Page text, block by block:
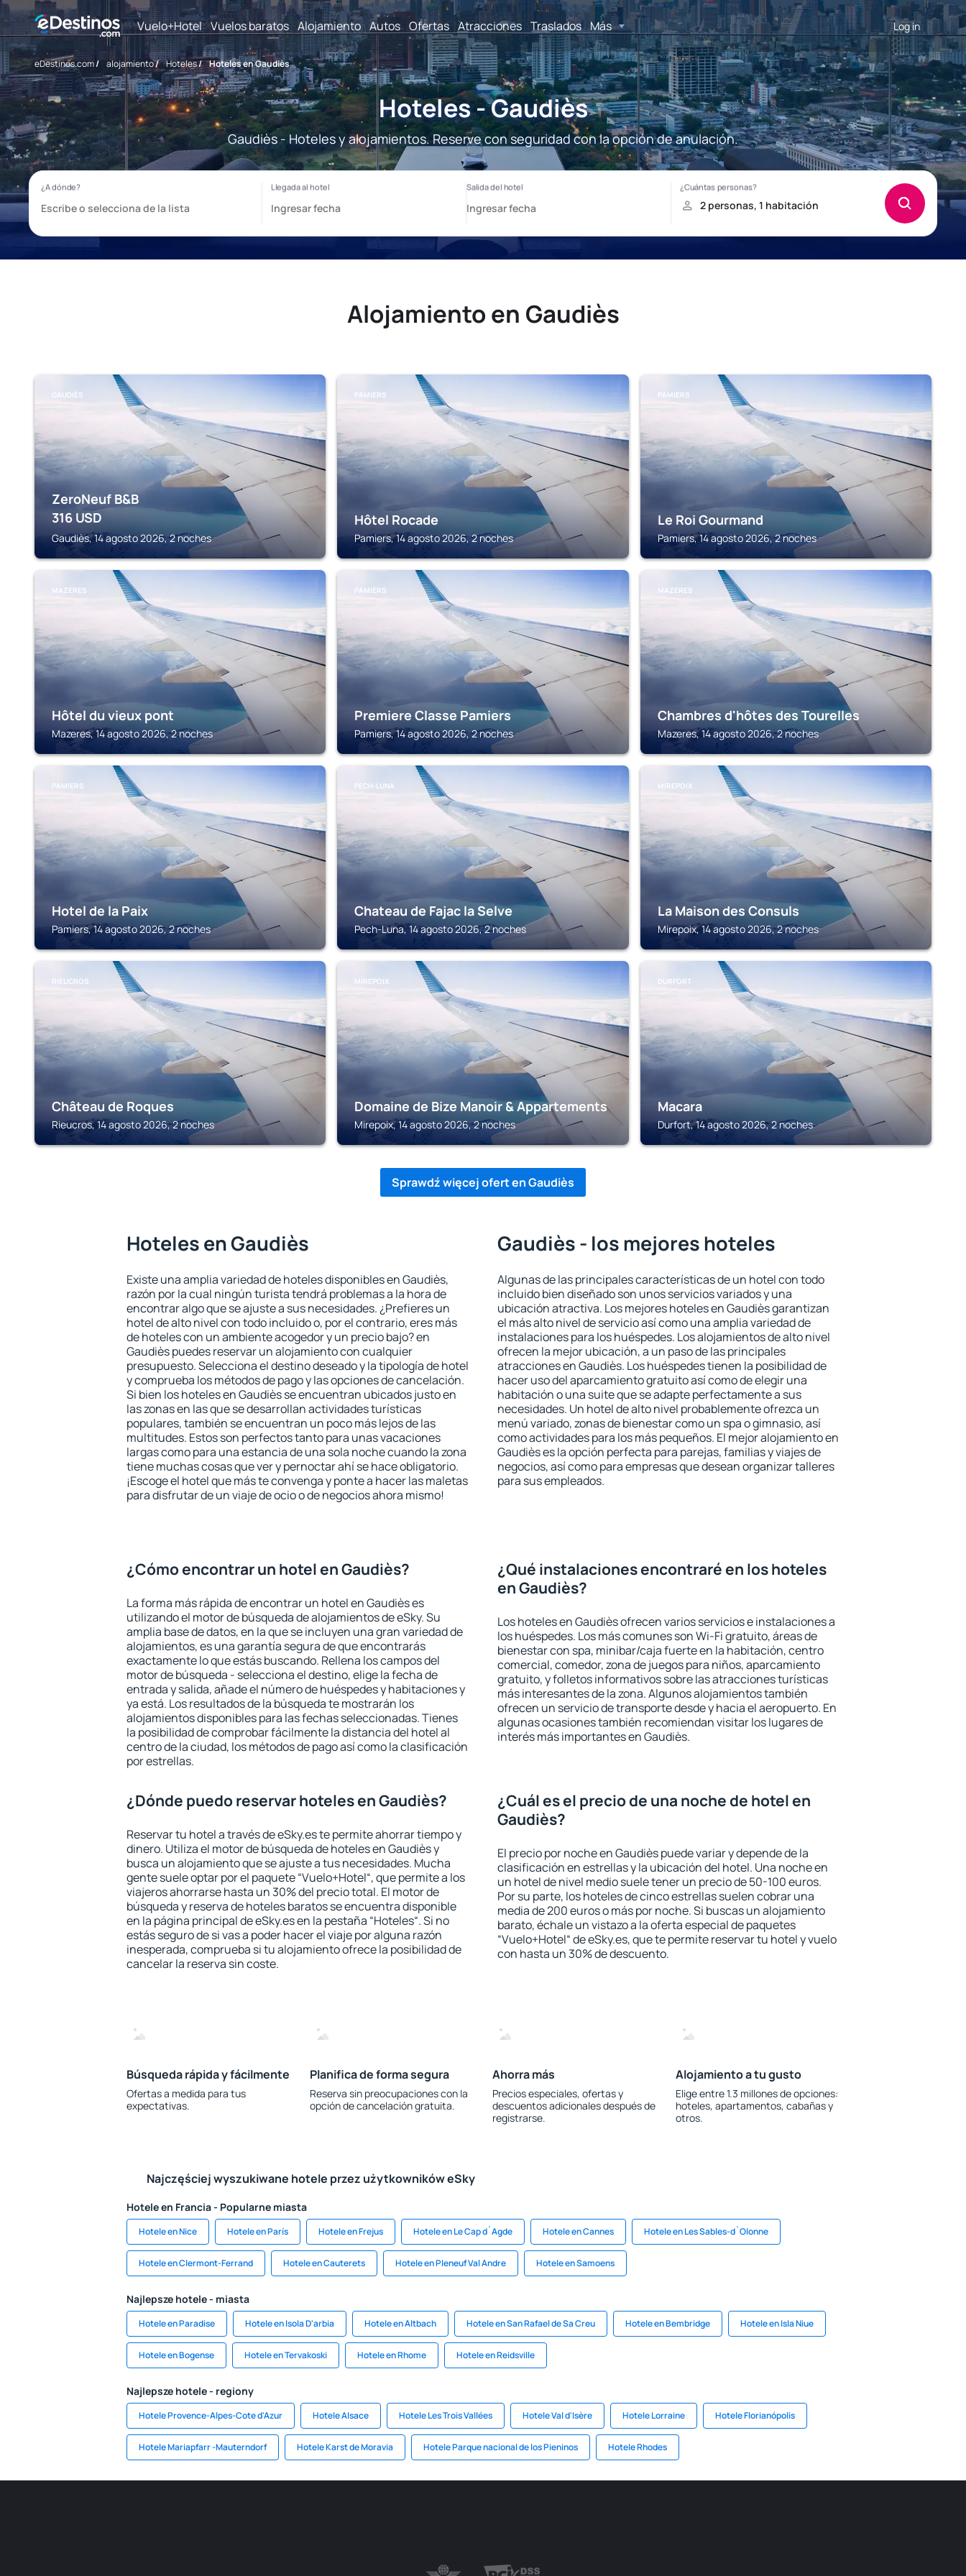
Vuelo+Hotel Vuelos baratos Alojamiento Autos Ofertas Atracciones Traslados Más Log in
eDestinos.com/ alojamiento/ Hoteles/ Hoteles en Gaudiès
Hoteles - Gaudiès
Gaudiès - Hoteles y alojamientos. Reserve con seguridad con la opción de anulación.
Alojamiento en Gaudiès
GAUDIÈS
ZeroNeuf B&B
316 USD
Gaudiès, 14 agosto 2026, 2 noches
PAMIERS
Hôtel Rocade
Pamiers, 14 agosto 2026, 2 noches
PAMIERS
Le Roi Gourmand
Pamiers, 14 agosto 2026, 2 noches
MAZERES
Hôtel du vieux pont
Mazeres, 14 agosto 2026, 2 noches
PAMIERS
Premiere Classe Pamiers
Pamiers, 14 agosto 2026, 2 noches
MAZERES
Chambres d'hôtes des Tourelles
Mazeres, 14 agosto 2026, 2 noches
PAMIERS
Hotel de la Paix
Pamiers, 14 agosto 2026, 2 noches
PECH-LUNA
Chateau de Fajac la Selve
Pech-Luna, 14 agosto 2026, 2 noches
MIREPOIX
La Maison des Consuls
Mirepoix, 14 agosto 2026, 2 noches
RIEUCROS
Château de Roques
Rieucros, 14 agosto 2026, 2 noches
MIREPOIX
Domaine de Bize Manoir & Appartements
Mirepoix, 14 agosto 2026, 2 noches
DURFORT
Macara
Durfort, 14 agosto 2026, 2 noches
Sprawdź więcej ofert en Gaudiès
Hoteles en Gaudiès
Existe una amplia variedad de hoteles disponibles en Gaudiès,
razón por la cual ningún turista tendrá problemas a la hora de
encontrar algo que se ajuste a sus necesidades. ¿Prefieres un
hotel de alto nivel con todo incluido o, por el contrario, eres más
de hoteles con un ambiente acogedor y un precio bajo? en
Gaudiès puedes reservar un alojamiento con cualquier
presupuesto. Selecciona el destino deseado y la tipología de hotel
y comprueba los métodos de pago y las opciones de cancelación.
Si bien los hoteles en Gaudiès se encuentran ubicados justo en
las zonas en las que se desarrollan actividades turísticas
populares, también se encuentran un poco más lejos de las
multitudes. Estos son perfectos tanto para unas vacaciones
largas como para una estancia de una sola noche cuando la zona
tiene muchas cosas que ver y pernoctar ahí se hace obligatorio.
¡Escoge el hotel que más te convenga y ponte a hacer las maletas
para disfrutar de un viaje de ocio o de negocios ahora mismo!
Gaudiès - los mejores hoteles
Algunas de las principales características de un hotel con todo
incluido bien diseñado son unos servicios variados y una
ubicación atractiva. Los mejores hoteles en Gaudiès garantizan
el más alto nivel de servicio así como una amplia variedad de
instalaciones para los huéspedes. Los alojamientos de alto nivel
ofrecen la mejor ubicación, a un paso de las principales
atracciones en Gaudiès. Los huéspedes tienen la posibilidad de
hacer uso del aparcamiento gratuito así como de elegir una
habitación o una suite que se adapte perfectamente a sus
necesidades. Un hotel de alto nivel probablemente ofrezca un
menú variado, zonas de bienestar como un spa o gimnasio, así
como actividades para los más pequeños. El mejor alojamiento en
Gaudiès es la opción perfecta para parejas, familias y viajes de
negocios, así como para empresas que desean organizar talleres
para sus empleados.
¿Cómo encontrar un hotel en Gaudiès?
La forma más rápida de encontrar un hotel en Gaudiès es
utilizando el motor de búsqueda de alojamientos de eSky. Su
amplia base de datos, en la que se incluyen una gran variedad de
alojamientos, es una garantía segura de que encontrarás
exactamente lo que estás buscando. Rellena los campos del
motor de búsqueda - selecciona el destino, elige la fecha de
entrada y salida, añade el número de huéspedes y habitaciones y
ya está. Los resultados de la búsqueda te mostrarán los
alojamientos disponibles para las fechas seleccionadas. Tienes
la posibilidad de comprobar fácilmente la distancia del hotel al
centro de la ciudad, los métodos de pago así como la clasificación
por estrellas.
¿Qué instalaciones encontraré en los hoteles
en Gaudiès?
Los hoteles en Gaudiès ofrecen varios servicios e instalaciones a
los huéspedes. Los más comunes son Wi-Fi gratuito, áreas de
bienestar con spa, minibar/caja fuerte en la habitación, centro
comercial, comedor, zona de juegos para niños, aparcamiento
gratuito, y folletos informativos sobre las atracciones turísticas
más interesantes de la zona. Algunos alojamientos también
ofrecen un servicio de transporte desde y hacia el aeropuerto. En
algunas ocasiones también recomiendan visitar los lugares de
interés más importantes en Gaudiès.
¿Dónde puedo reservar hoteles en Gaudiès?
Reservar tu hotel a través de eSky.es te permite ahorrar tiempo y
dinero. Utiliza el motor de búsqueda de hoteles en Gaudiès y
busca un alojamiento que se ajuste a tus necesidades. Mucha
gente suele optar por el paquete “Vuelo+Hotel“, que permite a los
viajeros ahorrarse hasta un 30% del precio total. El motor de
búsqueda y reserva de hoteles baratos se encuentra disponible
en la página principal de eSky.es en la pestaña “Hoteles“. Si no
estás seguro de si vas a poder hacer el viaje por alguna razón
inesperada, comprueba si tu alojamiento ofrece la posibilidad de
cancelar la reserva sin coste.
¿Cuál es el precio de una noche de hotel en
Gaudiès?
El precio por noche en Gaudiès puede variar y depende de la
clasificación en estrellas y la ubicación del hotel. Una noche en
un hotel de nivel medio suele tener un precio de 50-100 euros.
Por su parte, los hoteles de cinco estrellas suelen cobrar una
media de 200 euros o más por noche. Si buscas un alojamiento
barato, échale un vistazo a la oferta especial de paquetes
“Vuelo+Hotel“ de eSky.es, que te permite reservar tu hotel y vuelo
con hasta un 30% de descuento.
Búsqueda rápida y fácilmente
Ofertas a medida para tus
expectativas.
Planifica de forma segura
Reserva sin preocupaciones con la
opción de cancelación gratuita.
Ahorra más
Precios especiales, ofertas y
descuentos adicionales después de
registrarse.
Alojamiento a tu gusto
Elige entre 1.3 millones de opciones:
hoteles, apartamentos, cabañas y
otros.
Najczęściej wyszukiwane hotele przez użytkowników eSky
Hotele en Francia - Popularne miasta
Hotele en Nice Hotele en París Hotele en Frejus Hotele en Le Cap d`Agde Hotele en Cannes Hotele en Les Sables-d`Olonne
Hotele en Clermont-Ferrand Hotele en Cauterets Hotele en Pleneuf Val Andre Hotele en Samoens
Najlepsze hotele - miasta
Hotele en Paradise Hotele en Isola D'arbia Hotele en Altbach Hotele en San Rafael de Sa Creu Hotele en Bembridge Hotele en Isla Niue
Hotele en Bogense Hotele en Tervakoski Hotele en Rhome Hotele en Reidsville
Najlepsze hotele - regiony
Hotele Provence-Alpes-Cote d'Azur Hotele Alsace Hotele Les Trois Vallées Hotele Val d'Isère Hotele Lorraine Hotele Florianópolis
Hotele Mariapfarr -Mauterndorf Hotele Karst de Moravia Hotele Parque nacional de los Pieninos Hotele Rhodes